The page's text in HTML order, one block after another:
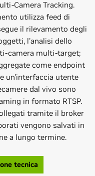
Camera Tracking.
utilizza feed di
il rilevamento degli
l'analisi dello
camera multi-target;
come endpoint
un'interfaccia utente
dal vivo sono
in formato RTSP.
tramite il broker
vengono salvati in
a lungo termine.
tecnica